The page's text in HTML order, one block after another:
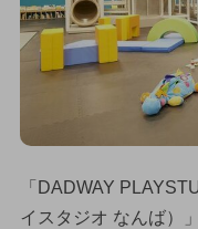
「DADWAY
イスタジオ なんば）